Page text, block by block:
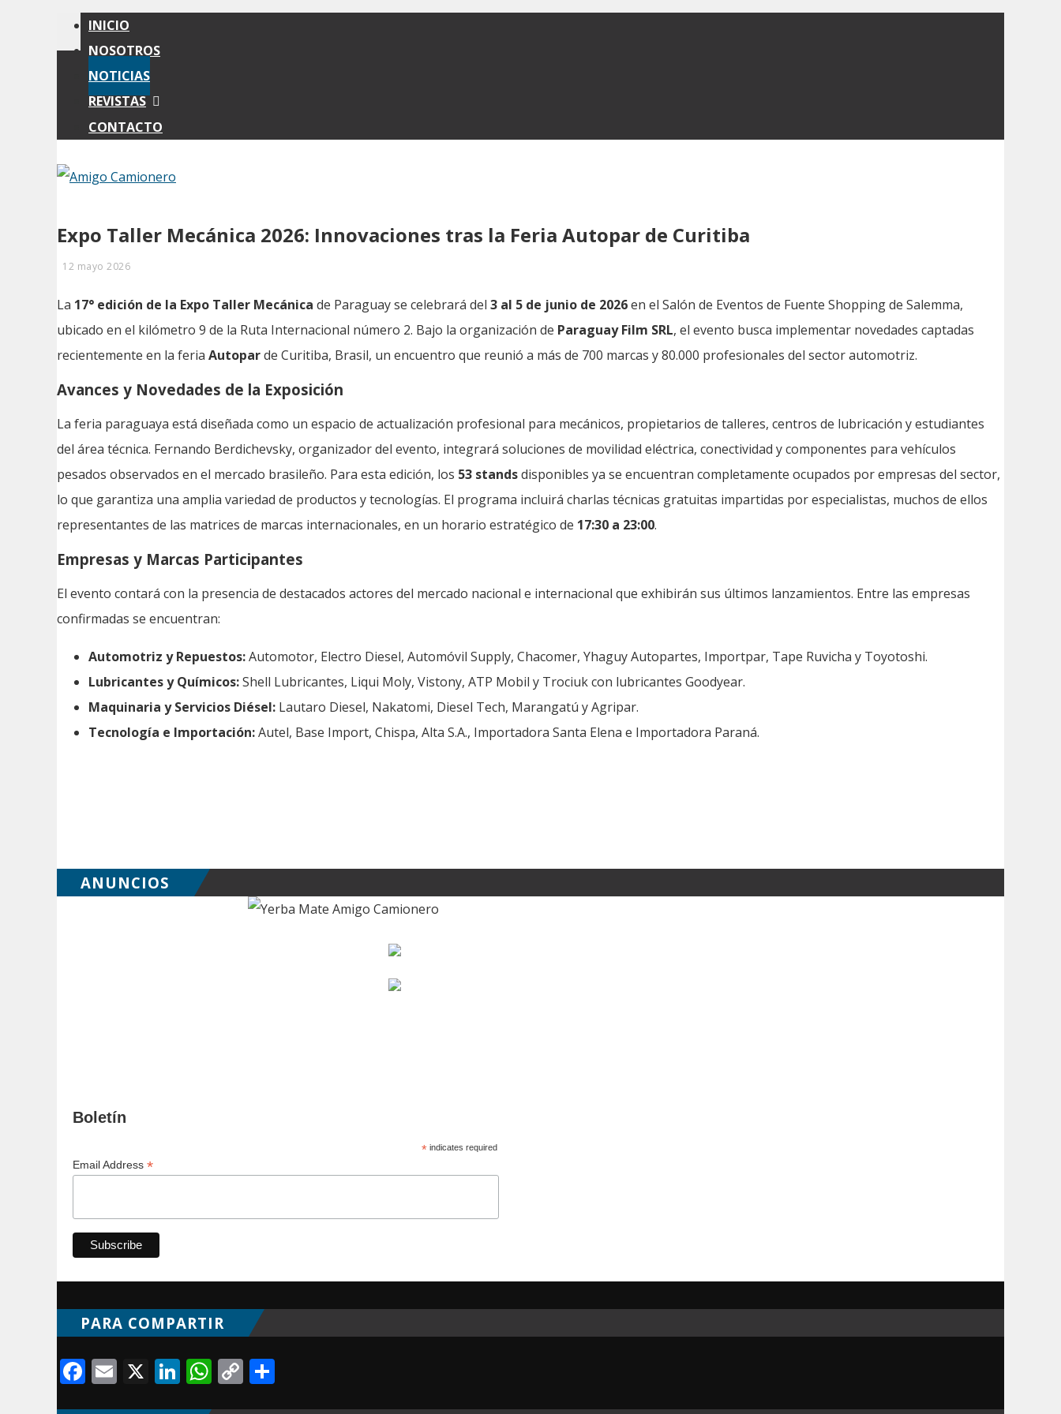
INICIO
NOSOTROS
NOTICIAS
REVISTAS
CONTACTO
Expo Taller Mecánica 2026: Innovaciones tras la Feria Autopar de Curitiba
12 mayo 2026
La 17° edición de la Expo Taller Mecánica de Paraguay se celebrará del 3 al 5 de junio de 2026en el Salón de Eventos de Fuente Shopping de Salemma,
ubicado en el kilómetro 9 de la Ruta Internacional número 2. Bajo la organización de Paraguay Film SRL, el evento busca implementar novedades captadas
recientemente en la feria Autoparde Curitiba, Brasil, un encuentro que reunió a más de 700 marcas y 80.000 profesionales del sector automotriz.
Avances y Novedades de la Exposición
La feria paraguaya está diseñada como un espacio de actualización profesional para mecánicos, propietarios de talleres, centros de lubricación y estudiantes
del área técnica. Fernando Berdichevsky, organizador del evento, integrará soluciones de movilidad eléctrica, conectividad y componentes para vehículos
pesados observados en el mercado brasileño. Para esta edición, los 53 standsdisponibles ya se encuentran completamente ocupados por empresas del sector,
lo que garantiza una amplia variedad de productos y tecnologías. El programa incluirá charlas técnicas gratuitas impartidas por especialistas, muchos de ellos
representantes de las matrices de marcas internacionales, en un horario estratégico de 17:30 a 23:00.
Empresas y Marcas Participantes
El evento contará con la presencia de destacados actores del mercado nacional e internacional que exhibirán sus últimos lanzamientos. Entre las empresas
confirmadas se encuentran:
Automotriz y Repuestos:Automotor, Electro Diesel, Automóvil Supply, Chacomer, Yhaguy Autopartes, Importpar, Tape Ruvicha y Toyotoshi.
Lubricantes y Químicos:Shell Lubricantes, Liqui Moly, Vistony, ATP Mobil y Trociuk con lubricantes Goodyear.
Maquinaria y Servicios Diésel: Lautaro Diesel, Nakatomi, Diesel Tech, Marangatú y Agripar.
Tecnología e Importación:Autel, Base Import, Chispa, Alta S.A., Importadora Santa Elena e Importadora Paraná.
ANUNCIOS
Boletín
*indicates required
Email Address *
PARA COMPARTIR
Facebook
Email
X LinkedIn
WhatsApp
Copy